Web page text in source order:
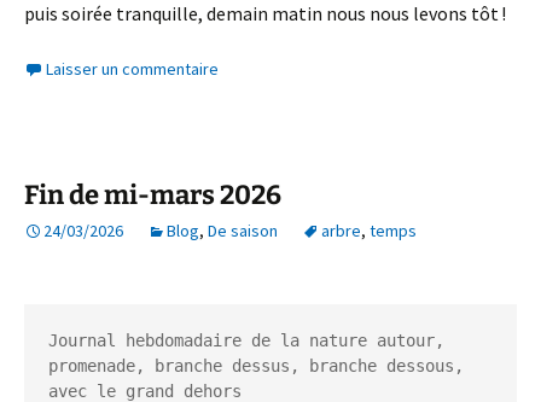
puis soirée tranquille, demain matin nous nous levons tôt !
Laisser un commentaire
Fin de mi-mars 2026
24/03/2026 Blog, De saison arbre, temps
Journal hebdomadaire de la nature autour,
promenade, branche dessus, branche dessous,
avec le grand dehors